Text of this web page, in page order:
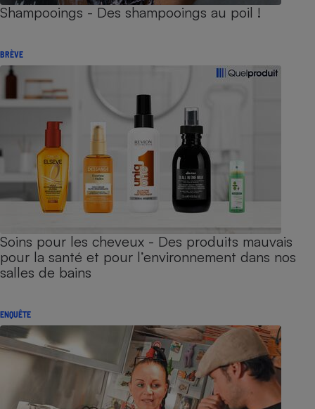
Shampooings - Des shampooings au poil !
BRÈVE
Soins pour les cheveux - Des produits mauvais
pour la santé et pour l’environnement dans nos
salles de bains
ENQUÊTE